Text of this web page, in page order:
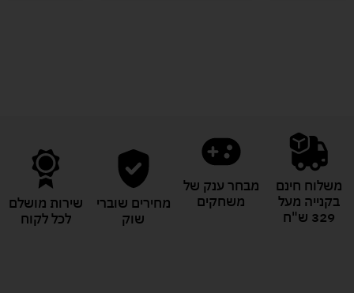
משלוח חינם
בקנייה מעל
329 ש"ח
מבחר ענק של
משחקים
מחירים שוברי
שוק
שירות מושלם
לכל לקוח